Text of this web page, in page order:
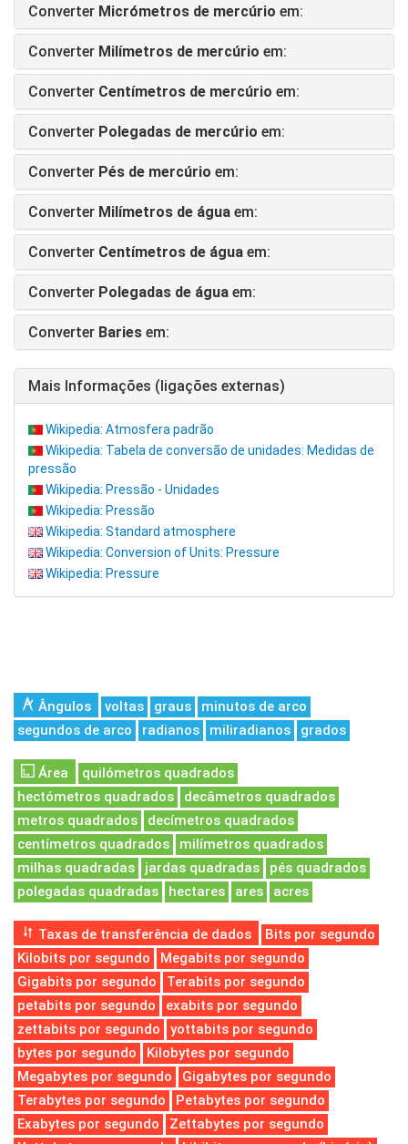
Converter Micrómetros de mercúrio em:
Converter Milímetros de mercúrio em:
Converter Centímetros de mercúrio em:
Converter Polegadas de mercúrio em:
Converter Pés de mercúrio em:
Converter Milímetros de água em:
Converter Centímetros de água em:
Converter Polegadas de água em:
Converter Baries em:
Mais Informações (ligações externas)
Wikipedia: Atmosfera padrão
Wikipedia: Tabela de conversão de unidades: Medidas de
pressão
Wikipedia: Pressão - Unidades
Wikipedia: Pressão
Wikipedia: Standard atmosphere
Wikipedia: Conversion of Units: Pressure
Wikipedia: Pressure
Ângulos voltas graus
minutos de arco
segundos de arco
radianos miliradianos grados
Área
quilómetros quadrados
hectómetros quadrados
decâmetros quadrados
metros quadrados
decímetros quadrados
centímetros quadrados
milímetros quadrados
milhas quadradas
jardas quadradas
pés quadrados
polegadas quadradas
hectares ares acres
Taxas de transferência de dados
Bits por segundo
Kilobits por segundo
Megabits por segundo
Gigabits por segundo
Terabits por segundo
petabits por segundo
exabits por segundo
zettabits por segundo
yottabits por segundo
bytes por segundo
Kilobytes por segundo
Megabytes por segundo
Gigabytes por segundo
Terabytes por segundo
Petabytes por segundo
Exabytes por segundo
Zettabytes por segundo